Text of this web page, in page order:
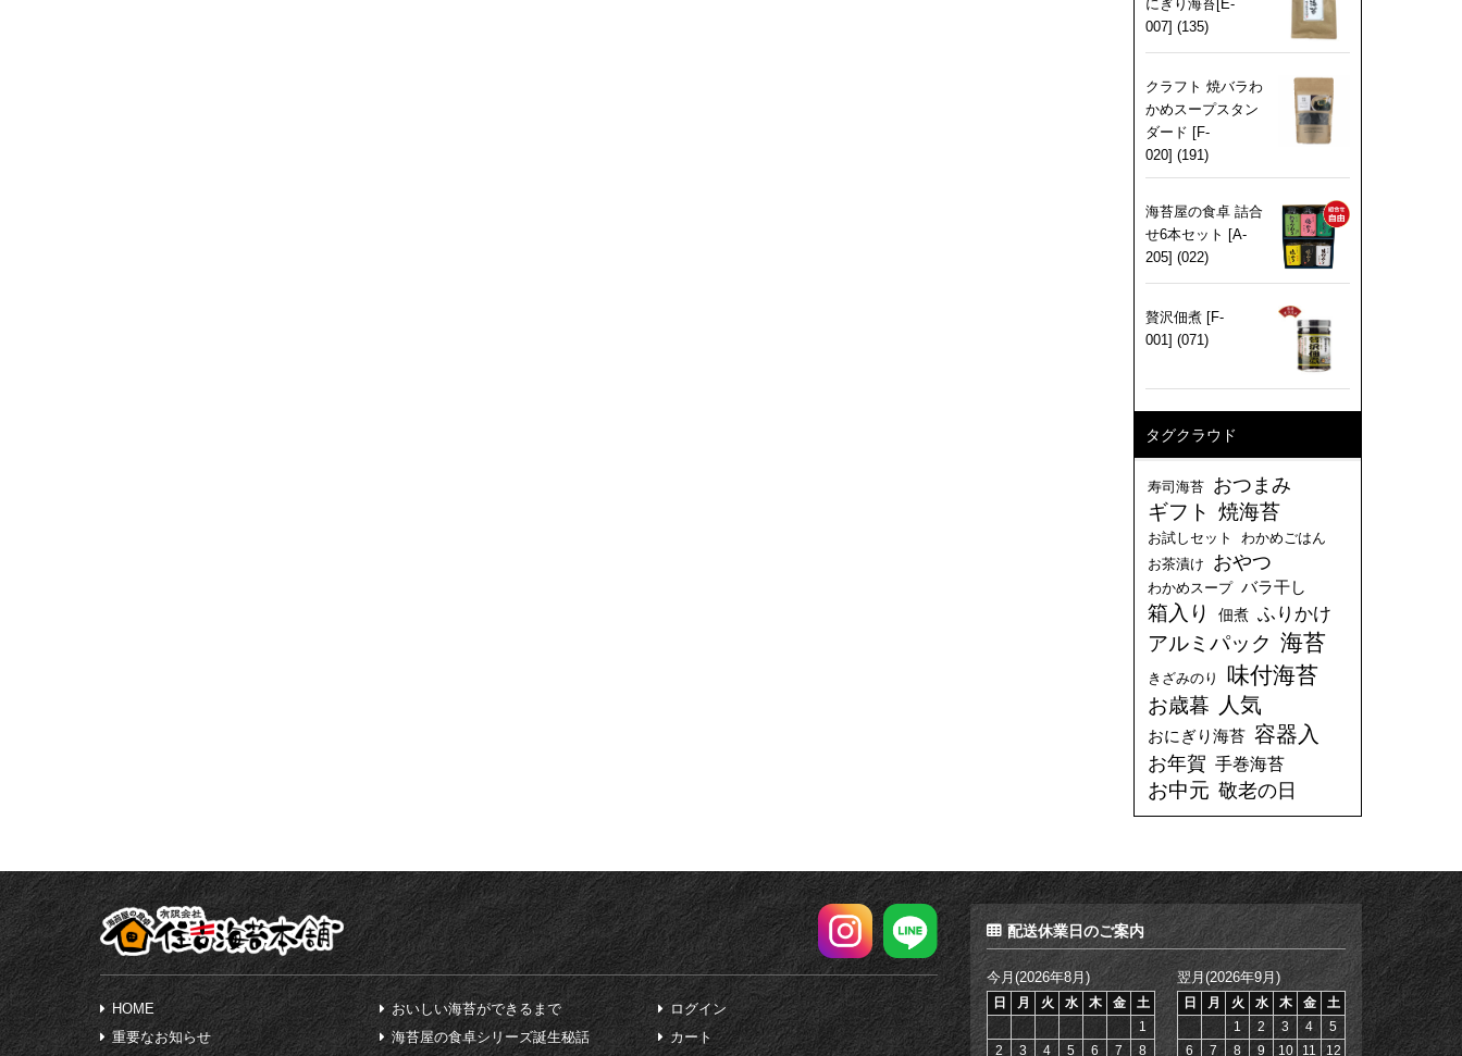
にぎり海苔[E-
007] (135)
クラフト 焼バラわ
かめスープスタン
ダード [F-
020] (191)
海苔屋の食卓 詰合
せ6本セット [A-
205] (022)
贅沢佃煮 [F-
001] (071)
タグクラウド
寿司海苔 おつまみ
ギフト 焼海苔
お試しセット
わかめごはん
お茶漬け
おやつ
わかめスープ バラ干し
箱入り 佃煮 ふりかけ
アルミパック 海苔
きざみのり 味付海苔
お歳暮 人気
おにぎり海苔 容器入
お年賀 手巻海苔
お中元 敬老の日
HOME
重要なお知らせ
おいしい海苔ができるまで
海苔屋の食卓シリーズ誕生秘話
ログイン
カート
配送休業日のご案内
今月(2026年8月)
日 月 火 水 木 金
土
1
2
3 4 5 6 7 8
翌月(2026年9月)
日 月 火 水 木 金
土
1
2 3 4
5
6
7 8 9 10 11 12